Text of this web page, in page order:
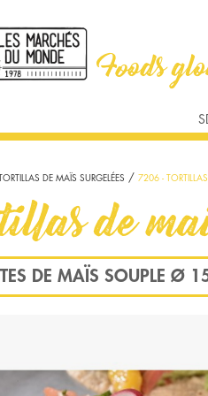
WOK, CURRY ET
TORTILLAS DE MAÏS SURGELÉES 7206 -
de
DE MAÏS SOUPLE Ø